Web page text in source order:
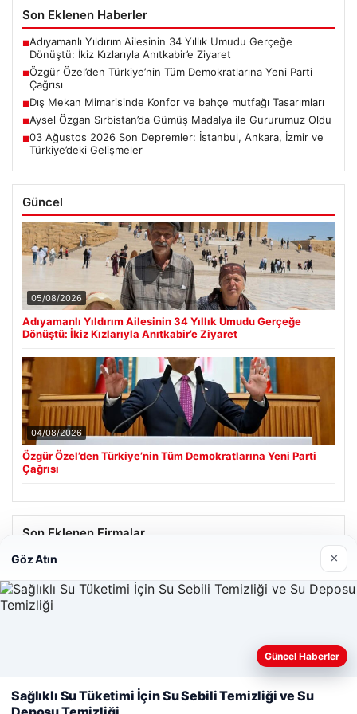
Son Eklenen Haberler
■Adıyamanlı Yıldırım Ailesinin 34 Yıllık Umudu Gerçeğe
Dönüştü: İkiz Kızlarıyla Anıtkabir’e Ziyaret
■Özgür Özel’den Türkiye’nin Tüm Demokratlarına Yeni Parti
Çağrısı
■Dış Mekan Mimarisinde Konfor ve bahçe mutfağı Tasarımları
■Aysel Özgan Sırbistan’da Gümüş Madalya ile Gururumuz Oldu
■03 Ağustos 2026 Son Depremler: İstanbul, Ankara, İzmir ve
Türkiye’deki Gelişmeler
Güncel
05/08/2026
Adıyamanlı Yıldırım Ailesinin 34 Yıllık Umudu Gerçeğe
Dönüştü: İkiz Kızlarıyla Anıtkabir’e Ziyaret
04/08/2026
Özgür Özel’den Türkiye’nin Tüm Demokratlarına Yeni Parti
Çağrısı
Son Eklenen Firmalar
26/05/2026
Web sitemizi nasıl kullandığınızı daha iyi anlayabilmek,
kullanıyoruz. Çerez Politikamız
Göz Atın ×
Güncel Haberler
Sağlıklı Su Tüketimi İçin Su Sebili Temizliği ve Su